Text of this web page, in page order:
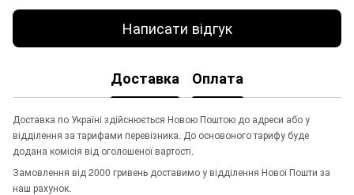
Написати відгук
Доставка Оплата
Доставка по Україні здійснюється Новою Поштою до адреси або у
відділення за тарифами перевізника. До основоного тарифу буде
додана комісія від оголошеної вартості.
Замовлення від 2000 гривень доставимо у відділення Нової Пошти за
наш рахунок.